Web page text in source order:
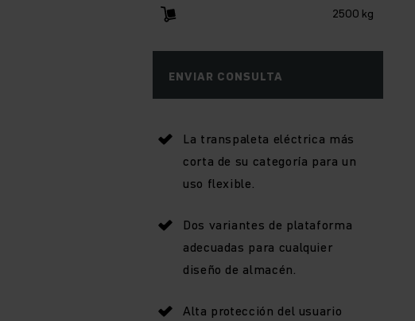
2500 kg
ENVIAR CONSULTA
La transpaleta eléctrica más
corta de su categoría para un
uso flexible.
Dos variantes de plataforma
adecuadas para cualquier
diseño de almacén.
Alta protección del usuario